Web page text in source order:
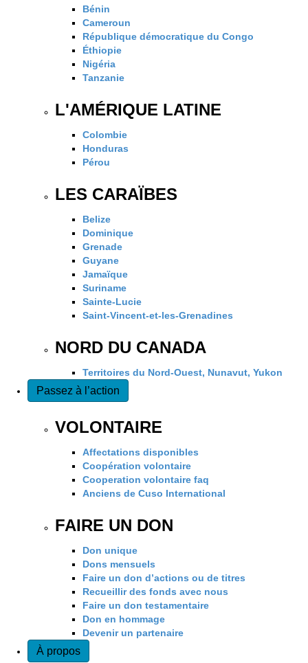
Bénin
Cameroun
République démocratique du Congo
Éthiopie
Nigéria
Tanzanie
L'AMÉRIQUE LATINE
Colombie
Honduras
Pérou
LES CARAÏBES
Belize
Dominique
Grenade
Guyane
Jamaïque
Suriname
Sainte-Lucie
Saint-Vincent-et-les-Grenadines
NORD DU CANADA
Territoires du Nord-Ouest, Nunavut, Yukon
Passez à l’action
VOLONTAIRE
Affectations disponibles
Coopération volontaire
Cooperation volontaire faq
Anciens de Cuso International
FAIRE UN DON
Don unique
Dons mensuels
Faire un don d’actions ou de titres
Recueillir des fonds avec nous
Faire un don testamentaire
Don en hommage
Devenir un partenaire
À propos